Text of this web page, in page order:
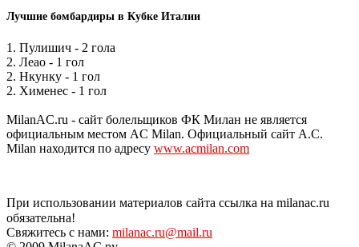
Лучшие бомбардиры в Кубке Италии
1. Пулишич - 2 гола
2. Леао - 1 гол
2. Нкунку - 1 гол
2. Хименес - 1 гол
MilanAC.ru - сайт болельщиков ФК Милан не является
официальным местом AC Milan. Официальный сайт A.C.
Milan находится по адресу www.acmilan.com
При использовании материалов сайта ссылка на milanac.ru
обязательна!
Свяжитесь с нами: milanac.ru@mail.ru